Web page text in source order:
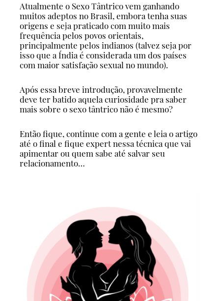
Atualmente o Sexo Tântrico vem ganhando
muitos adeptos no Brasil, embora tenha suas
origens e seja praticado com muito mais
frequência pelos povos orientais,
principalmente pelos indianos (talvez seja por
isso que a Índia é considerada um dos países
com maior satisfação sexual no mundo).
Após essa breve introdução, provavelmente
deve ter batido aquela curiosidade pra saber
mais sobre o sexo tântrico não é mesmo?
Então fique, continue com a gente e leia o artigo
até o final e fique expert nessa técnica que vai
apimentar ou quem sabe até salvar seu
relacionamento…